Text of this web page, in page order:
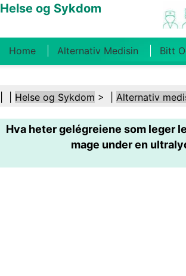
Helse og Sykdom
Home Alternativ Medisin Bitt
Kosthold Og Ernæring Familiehelse
Helsebransjen Psykisk Helse
Helse og Sykdom > | Alternativ
Hva heter gelégreiene som leger
mage under en